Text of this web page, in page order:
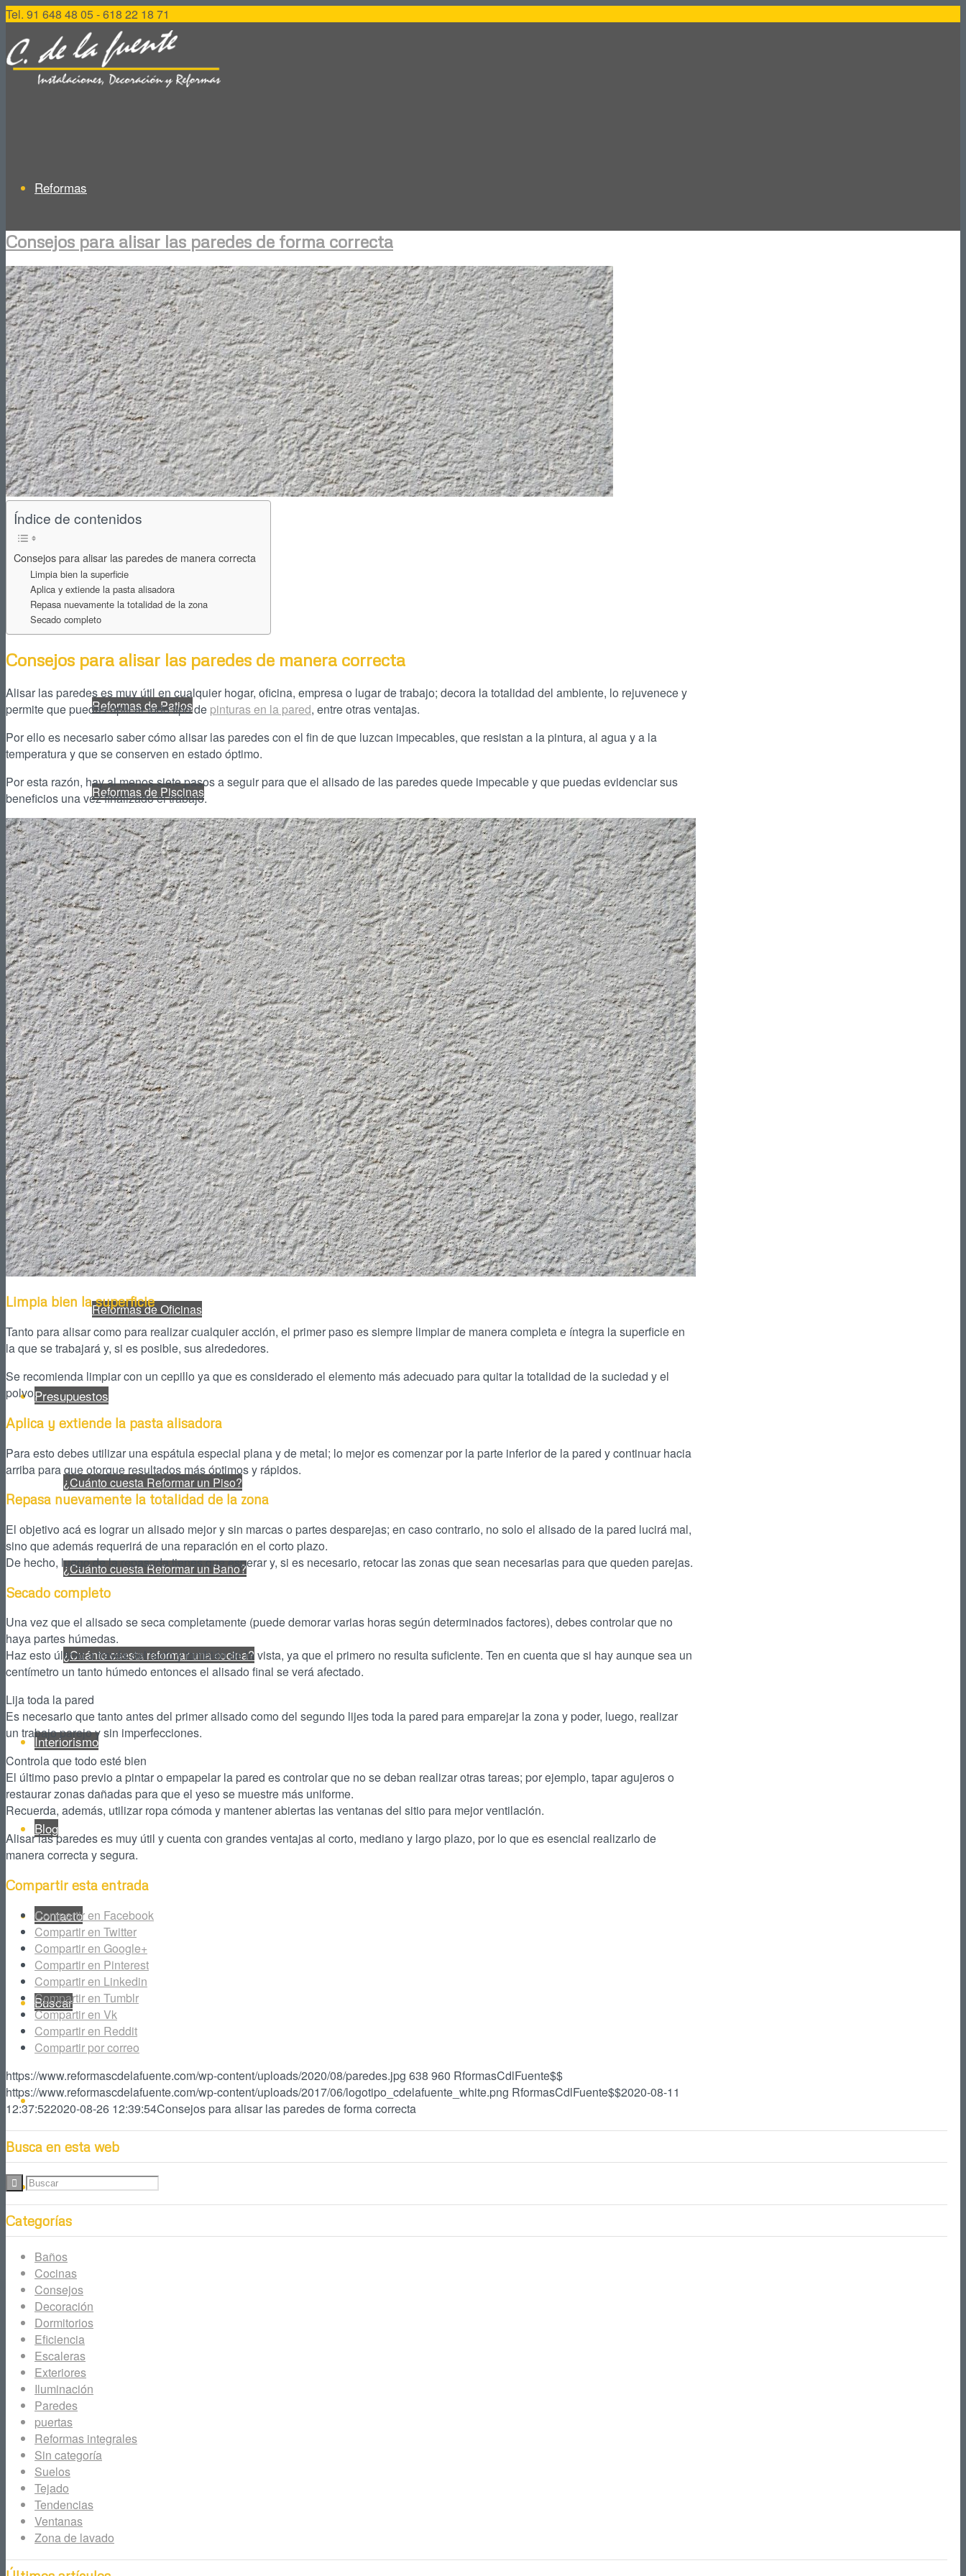
Tel. 91 648 48 05 - 618 22 18 71
Reformas
Reformas de Viviendas
Reformas de Cocinas
Reformas de Baños
Reformas de Jardines
Reformas de Patios
Reformas de Piscinas
Reformas de Portales
Reformas de Locales
Reformas de Tiendas
Reformas de Restaurantes
Reformas de Cafeterías
Reformas de Oficinas
Presupuestos
¿Cuánto cuesta Reformar un Piso?
¿Cuánto cuesta Reformar un Baño?
¿Cuánto cuesta reformar una cocina?
Interiorismo
Blog
Contacto
Buscar
Facebook
Instagram
Consejos para alisar las paredes de forma correcta
Índice de contenidos
Consejos para alisar las paredes de manera correcta
Limpia bien la superficie
Aplica y extiende la pasta alisadora
Repasa nuevamente la totalidad de la zona
Secado completo
Consejos para alisar las paredes de manera correcta
Alisar las paredes es muy útil en cualquier hogar, oficina, empresa o lugar de trabajo; decora la totalidad del ambiente, lo rejuvenece y
permite que puedas aplicar todo tipo de pinturas en la pared, entre otras ventajas.
Por ello es necesario saber cómo alisar las paredes con el fin de que luzcan impecables, que resistan a la pintura, al agua y a la
temperatura y que se conserven en estado óptimo.
Por esta razón, hay al menos siete pasos a seguir para que el alisado de las paredes quede impecable y que puedas evidenciar sus
beneficios una vez finalizado el trabajo.
Limpia bien la superficie
Tanto para alisar como para realizar cualquier acción, el primer paso es siempre limpiar de manera completa e íntegra la superficie en
la que se trabajará y, si es posible, sus alrededores.
Se recomienda limpiar con un cepillo ya que es considerado el elemento más adecuado para quitar la totalidad de la suciedad y el
polvo.
Aplica y extiende la pasta alisadora
Para esto debes utilizar una espátula especial plana y de metal; lo mejor es comenzar por la parte inferior de la pared y continuar hacia
arriba para que otorgue resultados más óptimos y rápidos.
Repasa nuevamente la totalidad de la zona
El objetivo acá es lograr un alisado mejor y sin marcas o partes desparejas; en caso contrario, no solo el alisado de la pared lucirá mal,
sino que además requerirá de una reparación en el corto plazo.
De hecho, luego de la repasada tienes que esperar y, si es necesario, retocar las zonas que sean necesarias para que queden parejas.
Secado completo
Una vez que el alisado se seca completamente (puede demorar varias horas según determinados factores), debes controlar que no
haya partes húmedas.
Haz esto último a través del tacto y también de la vista, ya que el primero no resulta suficiente. Ten en cuenta que si hay aunque sea un
centímetro un tanto húmedo entonces el alisado final se verá afectado.
Lija toda la pared
Es necesario que tanto antes del primer alisado como del segundo lijes toda la pared para emparejar la zona y poder, luego, realizar
un trabajo parejo y sin imperfecciones.
Controla que todo esté bien
El último paso previo a pintar o empapelar la pared es controlar que no se deban realizar otras tareas; por ejemplo, tapar agujeros o
restaurar zonas dañadas para que el yeso se muestre más uniforme.
Recuerda, además, utilizar ropa cómoda y mantener abiertas las ventanas del sitio para mejor ventilación.
Alisar las paredes es muy útil y cuenta con grandes ventajas al corto, mediano y largo plazo, por lo que es esencial realizarlo de
manera correcta y segura.
Compartir esta entrada
Compartir en Facebook
Compartir en Twitter
Compartir en Google+
Compartir en Pinterest
Compartir en Linkedin
Compartir en Tumblr
Compartir en Vk
Compartir en Reddit
Compartir por correo
https://www.reformascdelafuente.com/wp-content/uploads/2020/08/paredes.jpg 638 960 RformasCdlFuente$$
https://www.reformascdelafuente.com/wp-content/uploads/2017/06/logotipo_cdelafuente_white.png RformasCdlFuente$$2020-08-11
12:37:522020-08-26 12:39:54Consejos para alisar las paredes de forma correcta
Busca en esta web
Categorías
Baños
Cocinas
Consejos
Decoración
Dormitorios
Eficiencia
Escaleras
Exteriores
Iluminación
Paredes
puertas
Reformas integrales
Sin categoría
Suelos
Tejado
Tendencias
Ventanas
Zona de lavado